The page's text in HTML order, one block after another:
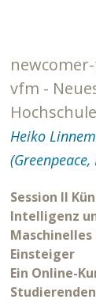
vfm -
Heiko
Session II
Intelligenz
Einsteiger
Ein Online-